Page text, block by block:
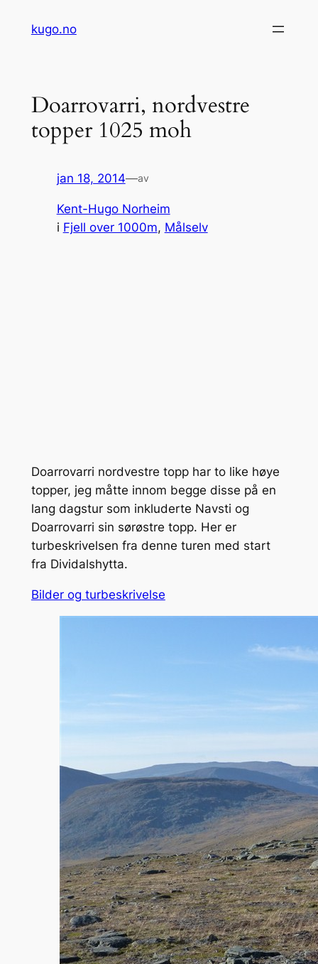
kugo.no
Doarrovarri, nordvestre
topper 1025 moh
jan 18, 2014—av
Kent-Hugo Norheim
i Fjell over 1000m, Målselv
Doarrovarri nordvestre topp har to like høye
topper, jeg måtte innom begge disse på en
lang dagstur som inkluderte Navsti og
Doarrovarri sin sørøstre topp. Her er
turbeskrivelsen fra denne turen med start
fra Dividalshytta.
Bilder og turbeskrivelse